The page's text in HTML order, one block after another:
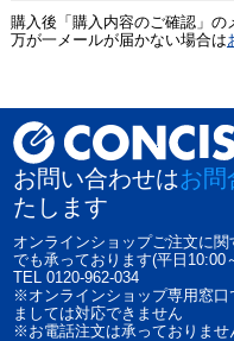
購入後「購入内容のご確認」の
万が一メールが届かない場合は
お問い合わせはお問
たします
オンラインショップご注文に
でも承っております(平日10:00
TEL 0120-962-034
※オンラインショップ専用窓口
ましては対応できません
※お電話注文は承っておりませ